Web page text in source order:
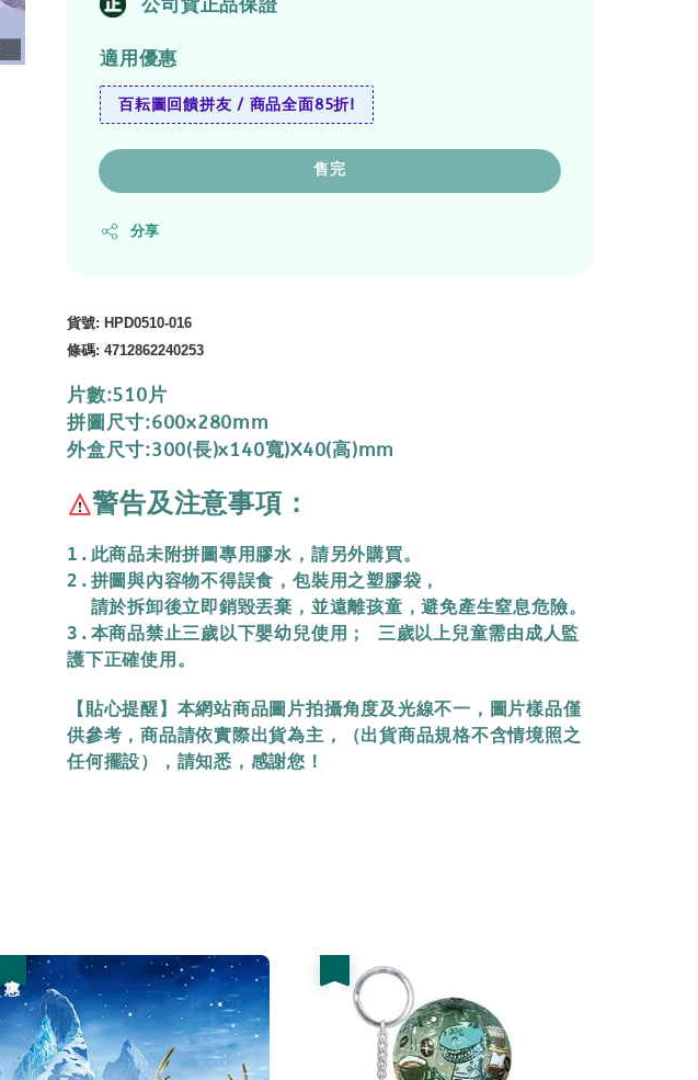
公司貨正品保證
適用優惠
百耘圖回饋拼友 / 商品全面85折!
售完
分享
貨號: HPD0510-016
條碼: 4712862240253
片數:510片
拼圖尺寸:600x280mm
外盒尺寸:300(長)x140寬)X40(高)mm
警告及注意事項：
1.此商品未附拼圖專用膠水，請另外購買。
2.拼圖與內容物不得誤食，包裝用之塑膠袋，
  請於拆卸後立即銷毀丟棄，
並遠離孩童，避免產生窒息危險。
3.本商品禁止三歲以下嬰幼兒使用； 三歲以上兒童需由成人監
護下正確使用。
【貼心提醒】本網站商品圖片拍攝角度及光線不一，圖片樣品僅
供參考，商品請依實際出貨為主，（出貨商品規格不含情境照之
任何擺設），請知悉，感謝您！